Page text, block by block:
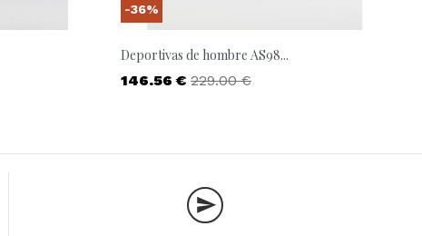
Deportivas de hombre AS98...
Precio
146.56 € Precio base
229.00 €
-36%